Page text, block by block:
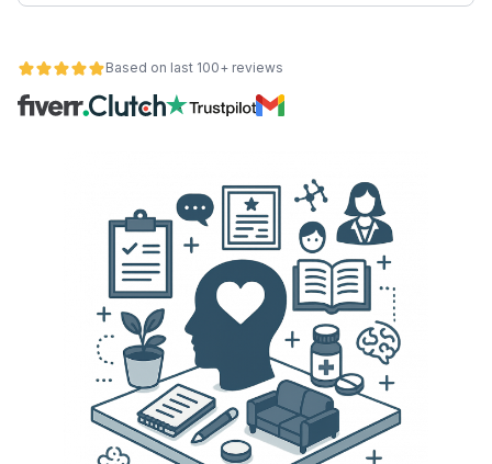
Based on last 100+ reviews